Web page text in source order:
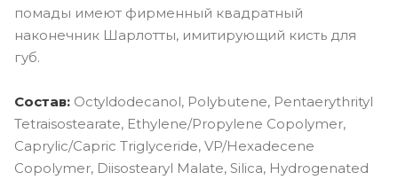
помады имеют фирменный квадратный
наконечник Шарлотты, имитирующий кисть для
губ.
Состав: Octyldodecanol, Polybutene, Pentaerythrityl
Tetraisostearate, Ethylene/Propylene Copolymer,
Caprylic/Capric Triglyceride, VP/Hexadecene
Copolymer, Diisostearyl Malate, Silica, Hydrogenated